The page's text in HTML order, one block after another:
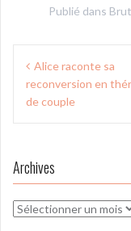
Publié dans Brut
Navigation
de
l’article
Alice raconte sa
reconversion en
de couple
Archives
Archives